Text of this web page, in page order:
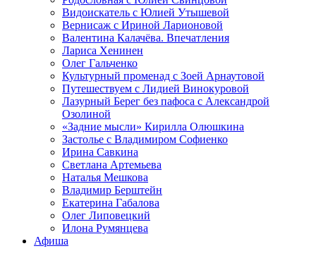
Видоискатель с Юлией Утышевой
Вернисаж с Ириной Ларионовой
Валентина Калачёва. Впечатления
Лариса Хенинен
Олег Гальченко
Культурный променад с Зоей Арнаутовой
Путешествуем с Лидией Винокуровой
Лазурный Берег без пафоса с Александрой
Озолиной
«Задние мысли» Кирилла Олюшкина
Застолье с Владимиром Софиенко
Ирина Савкина
Светлана Артемьева
Наталья Мешкова
Владимир Берштейн
Екатерина Габалова
Олег Липовецкий
Илона Румянцева
Афиша